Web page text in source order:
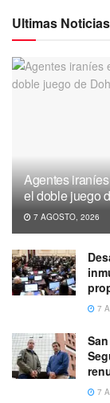
Ultimas Noticias
Agentes
el doble juego
7 AGOSTO, 2026
7
7